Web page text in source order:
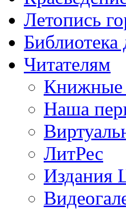
Летопись
Библиотека
Читателям
Книжные
Наша
ЛитРес
Издания